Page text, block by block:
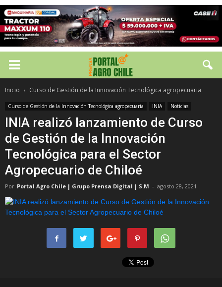
Inicio Curso de Gestión de la Innovación Tecnológica agropecuaria
Curso de Gestión de la Innovación Tecnológica agropecuaria INIA Noticias
INIA realizó lanzamiento de Curso
de Gestión de la Innovación
Tecnológica para el Sector
Agropecuario de Chiloé
Por Portal Agro Chile | Grupo Prensa Digital | S.M - agosto 28, 2021